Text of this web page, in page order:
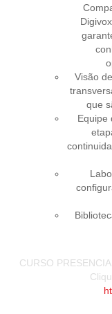
Visão
que
Equipe
CURSO